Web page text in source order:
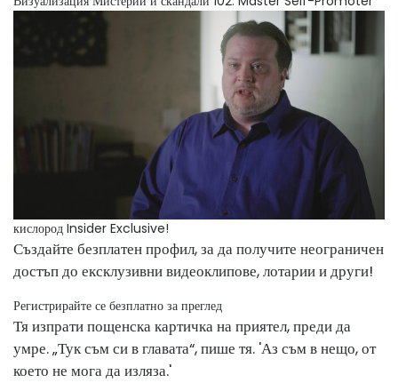
кислород Insider Exclusive!
Създайте безплатен профил, за да получите неограничен
достъп до ексклузивни видеоклипове, лотарии и други!
Регистрирайте се безплатно за преглед
Тя изпрати пощенска картичка на приятел, преди да
умре. „Тук съм си в главата“, пише тя. 'Аз съм в нещо, от
което не мога да изляза.'